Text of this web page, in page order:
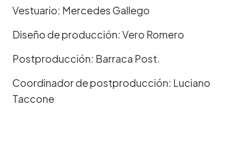
Vestuario: Mercedes Gallego
Diseño de producción: Vero Romero
Postproducción: Barraca Post.
Coordinador de postproducción: Luciano
Taccone